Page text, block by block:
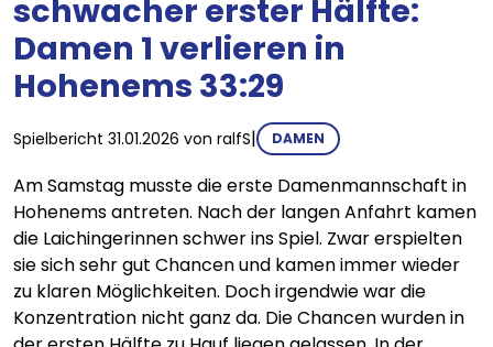
schwacher erster Hälfte:
Damen 1 verlieren in
Hohenems 33:29
Spielbericht 31.01.2026 von ralfS| DAMEN
Am Samstag musste die erste Damenmannschaft in
Hohenems antreten. Nach der langen Anfahrt kamen
die Laichingerinnen schwer ins Spiel. Zwar erspielten
sie sich sehr gut Chancen und kamen immer wieder
zu klaren Möglichkeiten. Doch irgendwie war die
Konzentration nicht ganz da. Die Chancen wurden in